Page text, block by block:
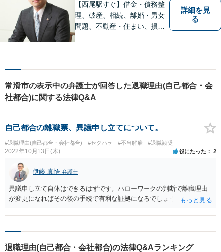
【西尾駅すぐ】借金・債務整
理、破産、相続、離婚・男女
問題、不動産・住まい、損害
詳細を見
る
常滑市の表示中の弁護士が回答した退職理由(自己都合・会
社都合)に関する法律Q&A
自己都合の離職票、異議申し立てについて。
#退職理由(自己都合・会社都合) #セクハラ #不当解雇 #退職勧奨
2022年10月13日(木) 役にたった 2
伊藤 真悟 弁護士
異議申し立て自体はできるはずです。ハローワークの判断で離職理由
が変更になればその後の手続で有利な証拠になるでしょう。
退職理由(自己都合・会社都合)の法律Q&Aランキング